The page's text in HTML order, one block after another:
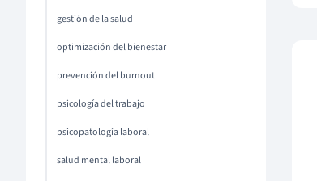
gestión de la salud
optimización del bienestar
prevención del burnout
psicología del trabajo
psicopatología laboral
salud mental laboral